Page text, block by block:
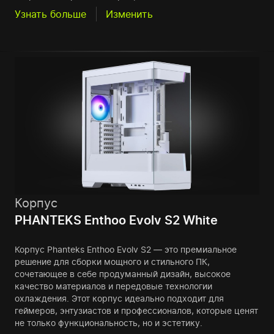
Узнать больше Изменить
Корпус
PHANTEKS Enthoo Evolv S2 White
Корпус Phanteks Enthoo Evolv S2 — это премиальное
решение для сборки мощного и стильного ПК,
сочетающее в себе продуманный дизайн, высокое
качество материалов и передовые технологии
охлаждения. Этот корпус идеально подходит для
геймеров, энтузиастов и профессионалов, которые ценят
не только функциональность, но и эстетику.